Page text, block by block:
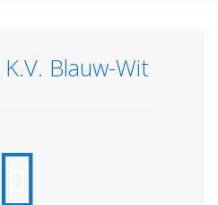
Blauw-Wit